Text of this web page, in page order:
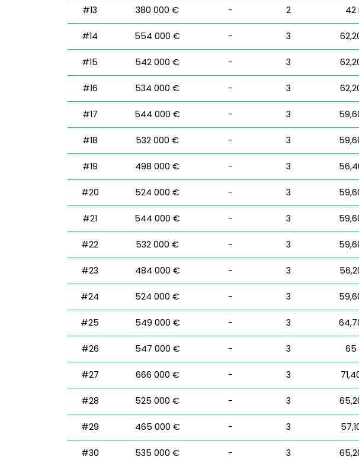
#13 380 000 € - 2 42
#14 554 000 € - 3
#15 542 000 € - 3
#16 534 000 € - 3
#17 544 000 € - 3
#18 532 000 € - 3
#19 498 000 € - 3
#20 524 000 € - 3
#21 544 000 € - 3
#22 532 000 € - 3
#23 484 000 € - 3
#24 524 000 € - 3
#25 549 000 € - 3
#26 547 000 € - 3 65
#27 666 000 € - 3
#28 525 000 € - 3
#29 465 000 € - 3
#30 535 000 € - 3